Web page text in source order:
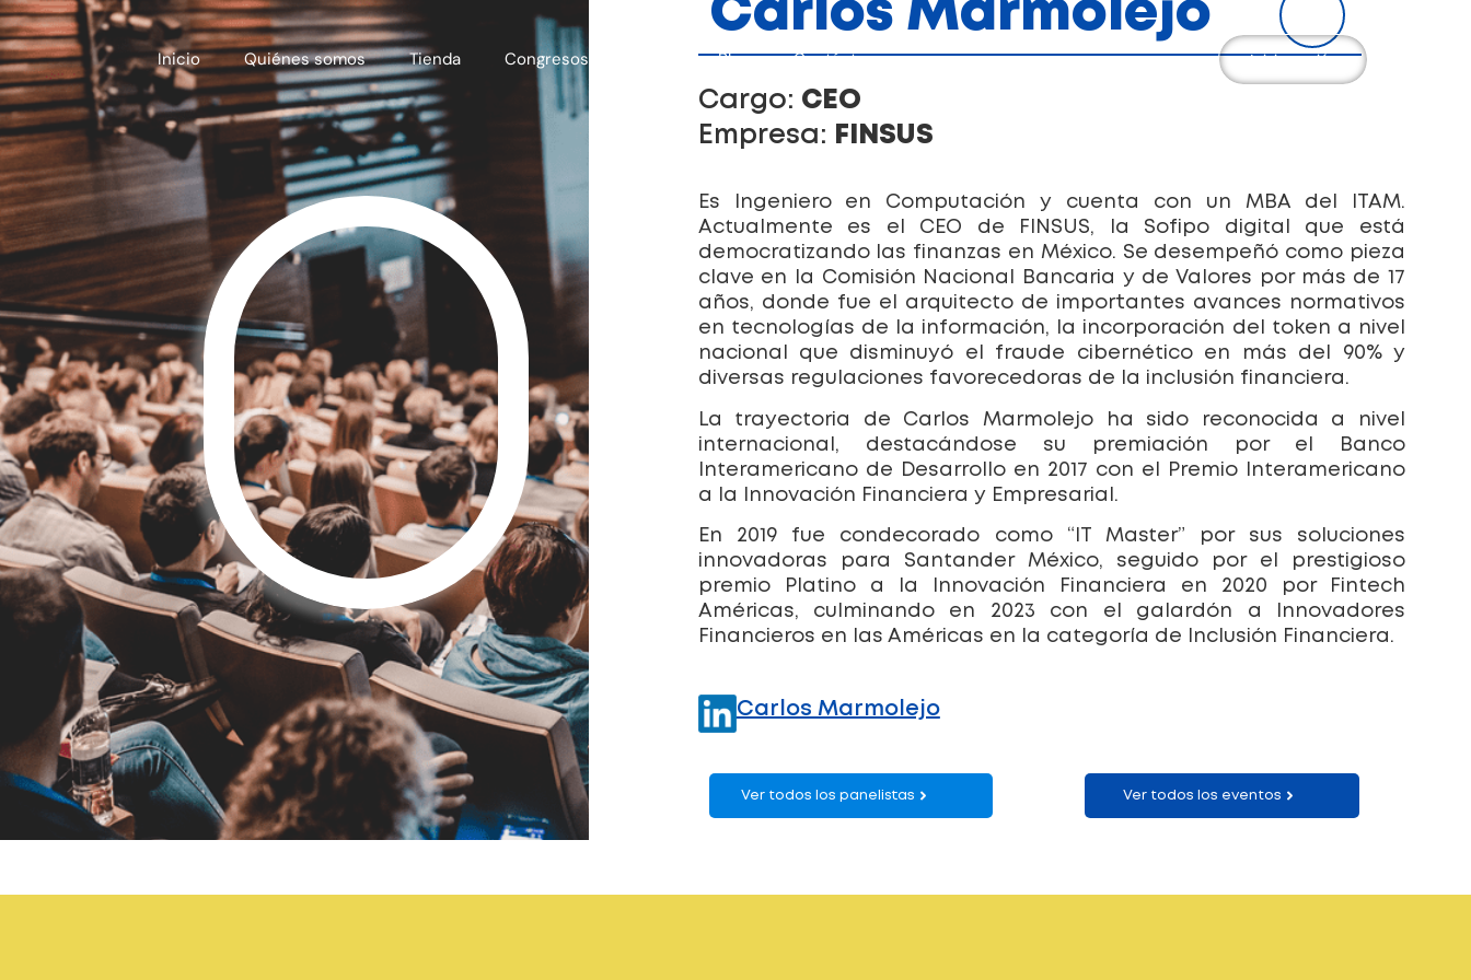
Inicio Quiénes somos Tienda Congresos anteriores Blog Contáctenos Iniciar sesión
Carlos Marmolejo
Cargo: CEO
Empresa:
FINSUS
Es Ingeniero en Computación y cuenta con un MBA del ITAM.
Actualmente es el CEO de FINSUS, la Sofipo digital que está
democratizando las finanzas en México. Se desempeñó como pieza
clave en la Comisión Nacional Bancaria y de Valores por más de 17
años, donde fue el arquitecto de importantes avances normativos
en tecnologías de la información, la incorporación del token a nivel
nacional que disminuyó el fraude cibernético en más del 90% y
diversas regulaciones favorecedoras de la inclusión financiera.
La trayectoria de Carlos Marmolejo ha sido reconocida a nivel
internacional, destacándose su premiación por el Banco
Interamericano de Desarrollo en 2017 con el Premio Interamericano
a la Innovación Financiera y Empresarial.
En 2019 fue condecorado como “IT Master” por sus soluciones
innovadoras para Santander México, seguido por el prestigioso
premio Platino a la Innovación Financiera en 2020 por Fintech
Américas, culminando en 2023 con el galardón a Innovadores
Financieros en las Américas en la categoría de Inclusión Financiera.
Carlos Marmolejo
Ver todos los panelistas Ver todos los eventos